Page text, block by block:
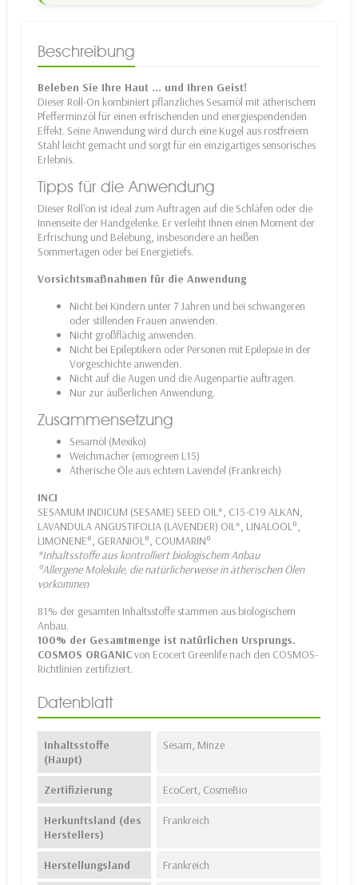
Beschreibung
Beleben Sie Ihre Haut ... und Ihren Geist!
Dieser Roll-On kombiniert pflanzliches Sesamöl mit ätherischem
Pfefferminzöl für einen erfrischenden und energiespendenden
Effekt. Seine Anwendung wird durch eine Kugel aus rostfreiem
Stahl leicht gemacht und sorgt für ein einzigartiges sensorisches
Erlebnis.
Tipps für die Anwendung
Dieser Roll'on ist ideal zum Auftragen auf die Schläfen oder die
Innenseite der Handgelenke. Er verleiht Ihnen einen Moment der
Erfrischung und Belebung, insbesondere an heißen
Sommertagen oder bei Energietiefs.
Vorsichtsmaßnahmen für die Anwendung
Nicht bei Kindern unter 7 Jahren und bei schwangeren
oder stillenden Frauen anwenden.
Nicht großflächig anwenden.
Nicht bei Epileptikern oder Personen mit Epilepsie in der
Vorgeschichte anwenden.
Nicht auf die Augen und die Augenpartie auftragen.
Nur zur äußerlichen Anwendung.
Zusammensetzung
Sesamöl (Mexiko)
Weichmacher (emogreen L15)
Ätherische Öle aus echtem Lavendel (Frankreich)
INCI
SESAMUM INDICUM (SESAME) SEED OIL*, C15-C19 ALKAN,
LAVANDULA ANGUSTIFOLIA (LAVENDER) OIL*, LINALOOL°,
LIMONENE°, GERANIOL°, COUMARIN°
*Inhaltsstoffe aus kontrolliert biologischem Anbau
°Allergene Moleküle, die natürlicherweise in ätherischen Ölen
vorkommen
81% der gesamten Inhaltsstoffe stammen aus biologischem
Anbau.
100% der Gesamtmenge ist natürlichen Ursprungs.
COSMOS ORGANICvon Ecocert Greenlife nach den COSMOS-
Richtlinien zertifiziert.
Datenblatt
Inhaltsstoffe
(Haupt)
Sesam, Minze
Zertifizierung EcoCert, CosmeBio
Herkunftsland (des
Herstellers)
Frankreich
Herstellungsland Frankreich